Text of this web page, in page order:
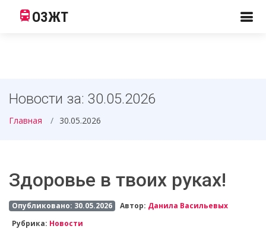
ОЗЖТ
Новости за: 30.05.2026
Главная 30.05.2026
Здоровье в твоих руках!
Опубликовано: 30.05.2026 Автор: Данила Васильевых
Рубрика: Новости